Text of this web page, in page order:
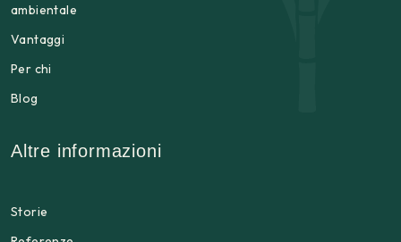
ambientale
Vantaggi
Per chi
Blog
Altre informazioni
Storie